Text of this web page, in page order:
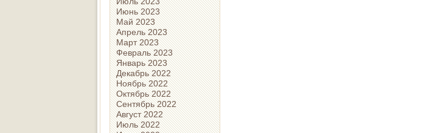
Июнь 2023
Май 2023
Апрель 2023
Март 2023
Февраль 2023
Январь 2023
Декабрь 2022
Ноябрь 2022
Октябрь 2022
Сентябрь 2022
Август 2022
Июль 2022